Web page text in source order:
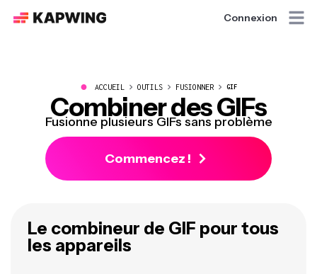
Connexion
● ACCUEIL OUTILS FUSIONNER GIF
Combiner des GIFs
Fusionne plusieurs GIFs sans problème
Commencez !
Le combineur de GIF pour tous
les appareils